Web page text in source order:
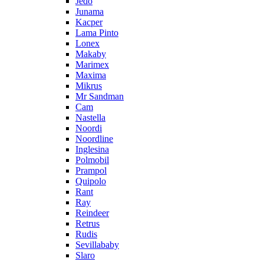
Junama
Kacper
Lama Pinto
Lonex
Makaby
Marimex
Maxima
Mikrus
Mr Sandman
Cam
Nastella
Noordi
Noordline
Inglesina
Polmobil
Prampol
Quipolo
Rant
Ray
Reindeer
Retrus
Rudis
Sevillababy
Slaro